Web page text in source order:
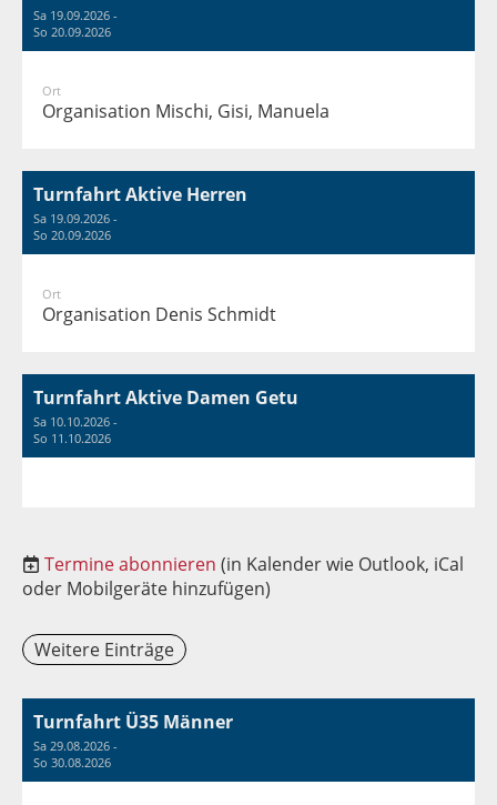
Sa 19.09.2026 -
So 20.09.2026
Ort
Organisation Mischi, Gisi, Manuela
Turnfahrt Aktive Herren
Sa 19.09.2026 -
So 20.09.2026
Ort
Organisation Denis Schmidt
Turnfahrt Aktive Damen Getu
Sa 10.10.2026 -
So 11.10.2026
Termine abonnieren (in Kalender wie Outlook, iCal
oder Mobilgeräte hinzufügen)
Weitere Einträge
Turnfahrt Ü35 Männer
Sa 29.08.2026 -
So 30.08.2026